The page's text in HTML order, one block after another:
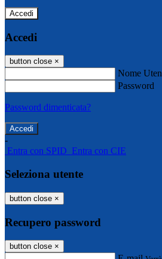
Accedi
Accedi
button close ×
Nome
Password
Password dimenticata?
-
Entra con SPID Entra con CIE
Seleziona utente
button close ×
Recupero password
button close ×